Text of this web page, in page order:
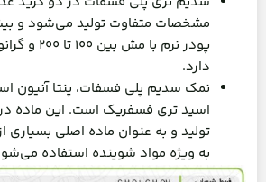
مشخصات متفاوت تولید می‌شود و
پودر نرم با
دارد.
نمک سدیم پلی فسفات، پنتا آنیون
اسید تری فسفریک است. این ماده
تولید و به عنوان ماده اصلی
به ویژه مواد شوینده استفاده